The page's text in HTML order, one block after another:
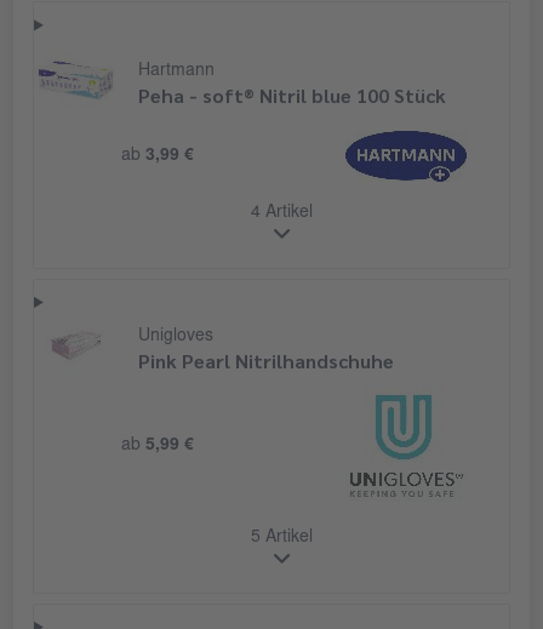
Hartmann
Peha - soft® Nitril blue 100 Stück
ab 3,99 €
4 Artikel
Unigloves
Pink Pearl Nitrilhandschuhe
ab 5,99 €
5 Artikel